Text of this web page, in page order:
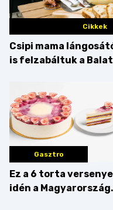
Cikkek
Csipi mama
is felzabáltuk a
Gasztro
Ez a 6 torta
idén a Magyarország